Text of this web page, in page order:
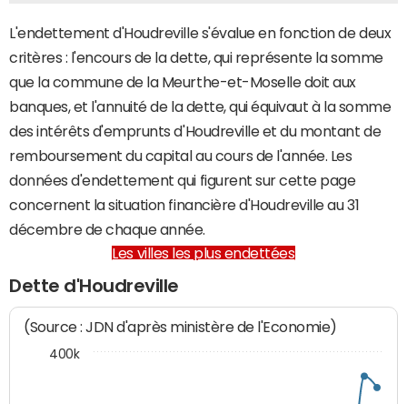
L'endettement d'Houdreville s'évalue en fonction de deux
critères : l'encours de la dette, qui représente la somme
que la commune de la Meurthe-et-Moselle doit aux
banques, et l'annuité de la dette, qui équivaut à la somme
des intérêts d'emprunts d'Houdreville et du montant de
remboursement du capital au cours de l'année. Les
données d'endettement qui figurent sur cette page
concernent la situation financière d'Houdreville au 31
décembre de chaque année.
Les villes les plus endettées
Dette d'Houdreville
(Source : JDN d'après ministère de l'Economie)
400k